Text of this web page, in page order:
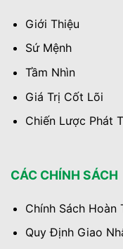
Giới Thiệu
Sứ Mệnh
Tầm Nhìn
Giá Trị Cốt Lõi
Chiến Lược Phát
CÁC CHÍNH SÁCH
Chính Sách Hoàn
Quy Định Giao